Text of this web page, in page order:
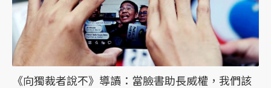
《向獨裁者說不》導讀：當臉書助長威權，我們該